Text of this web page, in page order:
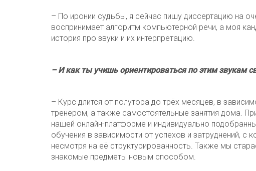
– По иронии судьбы, я сейчас пишу диссертацию на
воспринимает алгоритм компьютерной речи, а моя
история про звуки и их интерпретацию.
– И как ты учишь ориентироваться по этим звукам
– Курс длится от полутора до трёх месяцев, в
тренером, а также самостоятельные занятия дома.
нашей онлайн-платформе и индивидуально
обучения в зависимости от успехов и затруднений,
несмотря на её структурированность. Также мы
знакомые предметы новым способом.